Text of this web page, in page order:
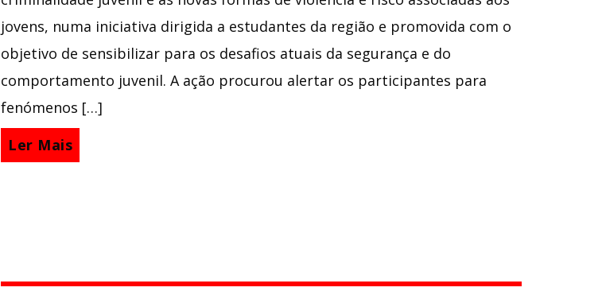
jovens, numa iniciativa dirigida a estudantes da região e promovida com o
objetivo de sensibilizar para os desafios atuais da segurança e do
comportamento juvenil. A ação procurou alertar os participantes para
fenómenos […]
Ler Mais